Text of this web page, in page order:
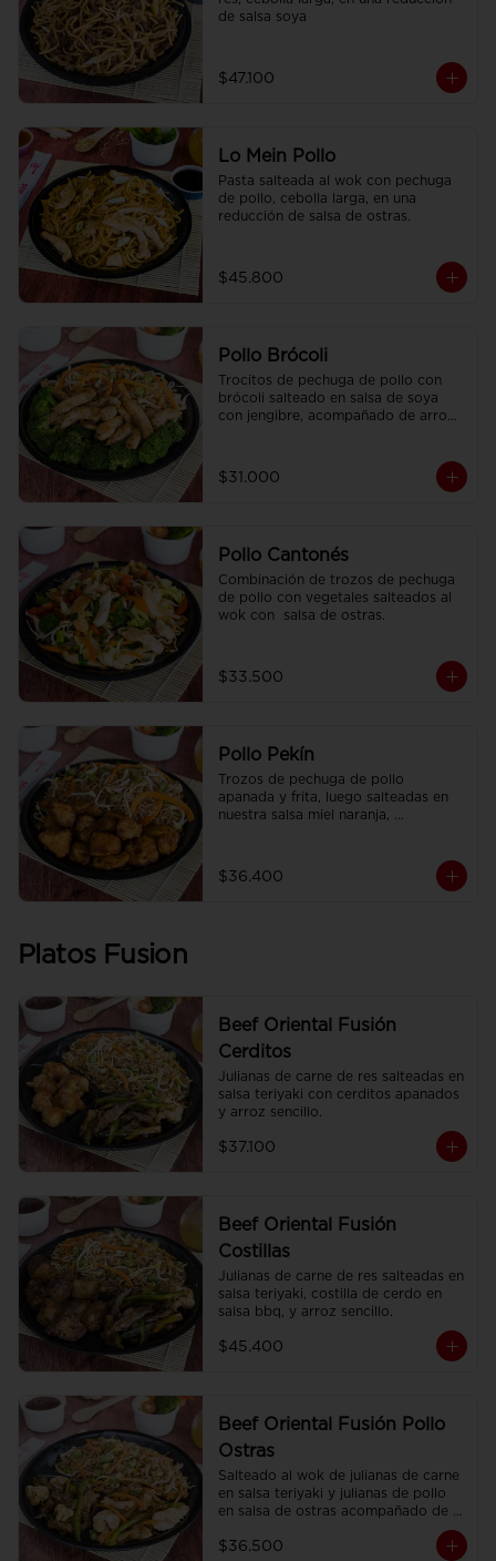
de salsa soya
$47.100
Lo Mein Pollo
Pasta salteada al wok con pechuga
de pollo, cebolla larga, en una
reducción de salsa de ostras.
$45.800
Pollo Brócoli
Trocitos de pechuga de pollo con
brócoli salteado en salsa de soya
con jengibre, acompañado de arroz
$31.000
Pollo Cantonés
Combinación de trozos de pechuga
de pollo con vegetales salteados al
wok con  salsa de ostras.
$33.500
Pollo Pekín
Trozos de pechuga de pollo
apanada y frita, luego salteadas en
nuestra salsa miel naranja,
$36.400
Platos Fusion
Beef Oriental Fusión
Cerditos
Julianas de carne de res salteadas en
salsa teriyaki con cerditos apanados
y arroz sencillo.
$37.100
Beef Oriental Fusión
Costillas
Julianas de carne de res salteadas en
salsa teriyaki, costilla de cerdo en
salsa bbq, y arroz sencillo.
$45.400
Beef Oriental Fusión Pollo
Ostras
Salteado al wok de julianas de carne
en salsa teriyaki y julianas de pollo
en salsa de ostras acompañado de
$36.500